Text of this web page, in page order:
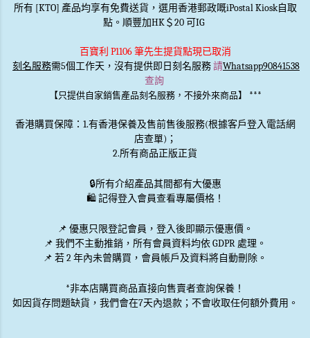
所有 [KTO] 產品均享有免費送貨，選用香港郵政嘅iPostal Kiosk自取
點。順豐加HK＄20 可IG
百寶利 P1106 筆先生提貨點現已取消
刻名服務需5個工作天，沒有提供即日刻名服務請Whatsapp90841538
查詢
【只提供自家銷售產品刻名服務，不接外來商品】 ***
香港購買保障：1.有香港保養及售前售後服務(根據客戶登入電話網
店查單)；
2.所有商品正版正貨
🔒所有介紹產品其間都有大優惠
🛍️ 記得登入會員查看專屬價格！
📌 優惠只限登記會員 ，登入後即顯示優惠價。
📌 我們不主動推銷 ，所有會員資料均依 GDPR 處理。
📌 若 2 年內未曾購買，會員帳戶及資料將自動刪除。
*非本店購買商品直接向售賣者查詢保養！
如因貨存問題缺貨，我們會在7天內退款；不會收取任何額外費用。